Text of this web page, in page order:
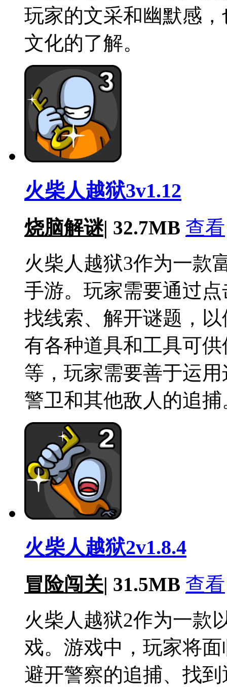
玩家的文采和幽默感
文化的了解。
火柴人越狱3v1.12
烧脑解谜| 32.7MB 查看
火柴人越狱3作为一款
手游。玩家需要通过
找线索、解开谜题，
有各种道具和工具可
等，玩家需要善于运
警卫和其他敌人的追捕
火柴人越狱2v1.8.4
冒险闯关| 31.5MB 查看
火柴人越狱2作为一款
戏。游戏中，玩家将
避开警察的追捕、找